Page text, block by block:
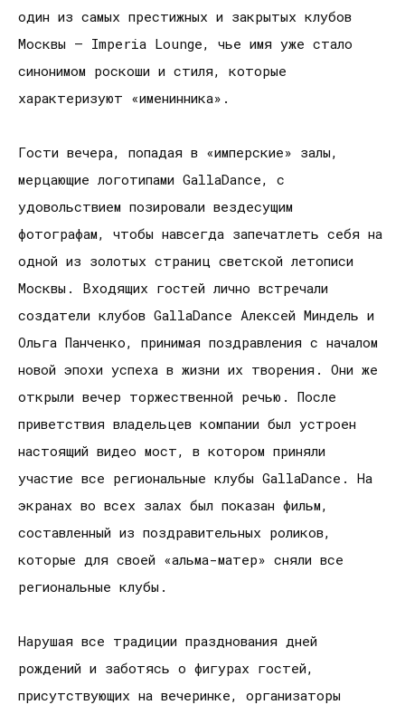
один из самых престижных и закрытых клубов
Москвы – Imperia Lounge, чье имя уже стало
синонимом роскоши и стиля, которые
характеризуют «именинника».
Гости вечера, попадая в «имперские» залы,
мерцающие логотипами GallaDance, с
удовольствием позировали вездесущим
фотографам, чтобы навсегда запечатлеть себя на
одной из золотых страниц светской летописи
Москвы. Входящих гостей лично встречали
создатели клубов GallaDance Алексей Миндель и
Ольга Панченко, принимая поздравления с началом
новой эпохи успеха в жизни их творения. Они же
открыли вечер торжественной речью. После
приветствия владельцев компании был устроен
настоящий видео мост, в котором приняли
участие все региональные клубы GallaDance. На
экранах во всех залах был показан фильм,
составленный из поздравительных роликов,
которые для своей «альма-матер» сняли все
региональные клубы.
Нарушая все традиции празднования дней
рождений и заботясь о фигурах гостей,
присутствующих на вечеринке, организаторы